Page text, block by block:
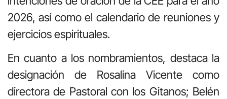
2026, así como el calendario de reuniones y
ejercicios espirituales.
En cuanto a los nombramientos, destaca la
designación de Rosalina Vicente como
directora de Pastoral con los Gitanos; Belén